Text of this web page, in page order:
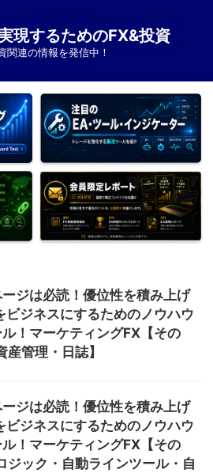
現するためのFX&投資
関連の情報を発信中！
ジは必読！優位性を積み上げ
ビジネスにするためのノウハウ
ル！マーケティングFX【その
管理・日誌】
ジは必読！優位性を積み上げ
ビジネスにするためのノウハウ
ル！マーケティングFX【その
ック・自動ラインツール・自